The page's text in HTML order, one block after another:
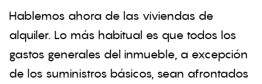
Hablemos ahora de las viviendas de
alquiler. Lo más habitual es que todos los
gastos generales del inmueble, a excepción
de los suministros básicos, sean afrontados